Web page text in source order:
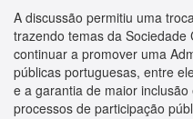
A discussão permitiu uma
trazendo temas da
continuar a promover uma
públicas portuguesas, entre
e a garantia de maior
processos de participação